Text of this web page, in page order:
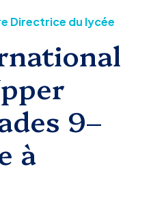
Directrice du lycée
9–
à